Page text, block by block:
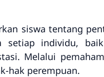
siswa tentang
setiap individu,
Melalui
hak perempuan.